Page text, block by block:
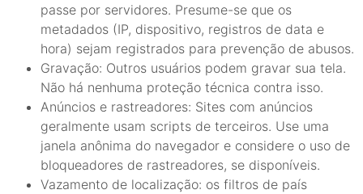
passe por servidores. Presume-se que os
metadados (IP, dispositivo, registros de data e
hora) sejam registrados para prevenção de abusos.
Gravação: Outros usuários podem gravar sua tela.
Não há nenhuma proteção técnica contra isso.
Anúncios e rastreadores: Sites com anúncios
geralmente usam scripts de terceiros. Use uma
janela anônima do navegador e considere o uso de
bloqueadores de rastreadores, se disponíveis.
Vazamento de localização: os filtros de país